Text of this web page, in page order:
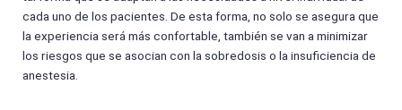
cada uno de los pacientes. De esta forma, no solo se asegura que
la experiencia será más confortable, también se van a minimizar
los riesgos que se asocian con la sobredosis o la insuficiencia de
anestesia.